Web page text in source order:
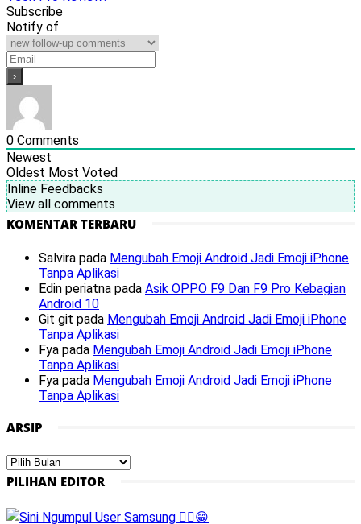
Subscribe
Notify of
0 Comments
Newest
Oldest Most Voted
Inline Feedbacks
View all comments
KOMENTAR TERBARU
Salvira pada Mengubah Emoji Android Jadi Emoji iPhone
Tanpa Aplikasi
Edin periatna pada Asik OPPO F9 Dan F9 Pro Kebagian
Android 10
Git git pada Mengubah Emoji Android Jadi Emoji iPhone
Tanpa Aplikasi
Fya pada Mengubah Emoji Android Jadi Emoji iPhone
Tanpa Aplikasi
Fya pada Mengubah Emoji Android Jadi Emoji iPhone
Tanpa Aplikasi
ARSIP
Arsip
PILIHAN EDITOR